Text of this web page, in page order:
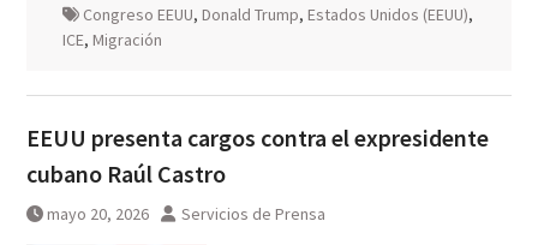
Congreso EEUU, Donald Trump, Estados Unidos (EEUU),
ICE, Migración
EEUU presenta cargos contra el expresidente
cubano Raúl Castro
mayo 20, 2026 Servicios de Prensa